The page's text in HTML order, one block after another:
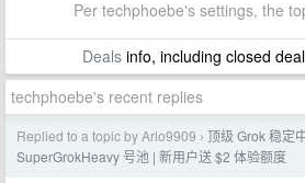
Per techphoebe's settings, the
Dealsinfo, including closed
techphoebe's recent replies
Replied to a topic by Arlo9909 › 顶级 Grok 稳定
SuperGrokHeavy 号池 | 新用户送 $2 体验额度